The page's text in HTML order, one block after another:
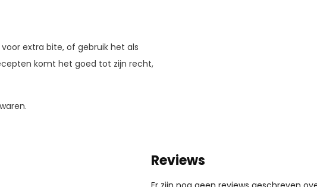
extra bite, of gebruik het als
komt het goed tot zijn recht,
Reviews